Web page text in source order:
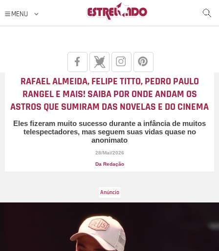
RAFAEL ALMEIDA, FELIPE TITTO, PEDRO PAULO
RANGEL E MAIS! SAIBA POR ONDE ANDAM OS
ASTROS QUE SUMIRAM DAS NOVELAS E DO CINEMA
Eles fizeram muito sucesso durante a infância de muitos
telespectadores, mas seguem suas vidas quase no
anonimato
28/Mai/2026
Da Redação